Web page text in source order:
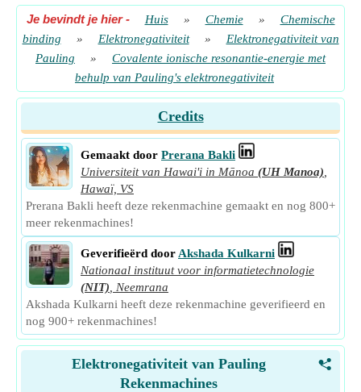
Je bevindt je hier- Huis » Chemie »
Chemische
binding
» Elektronegativiteit »
Elektronegativiteit van
Pauling
»
Covalente ionische resonantie-energie met
behulp van Pauling's elektronegativiteit
Credits
Gemaakt door Prerana Bakli
Universiteit van Hawai'i in Mānoa (UH Manoa)
Hawaï, VS
Prerana Bakli heeft deze rekenmachine gemaakt en nog 800+
meer rekenmachines!
Geverifieërd door Akshada Kulkarni
Nationaal instituut voor informatietechnologie
(NIT)
Neemrana
Akshada Kulkarni heeft deze rekenmachine geverifieerd en
nog 900+ rekenmachines!
<
Elektronegativiteit van Pauling
Rekenmachines